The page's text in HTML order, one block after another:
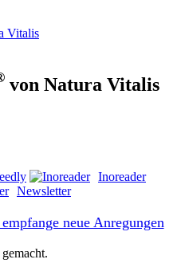
von Natura Vitalis
Inoreader
Newsletter
neue Anregungen